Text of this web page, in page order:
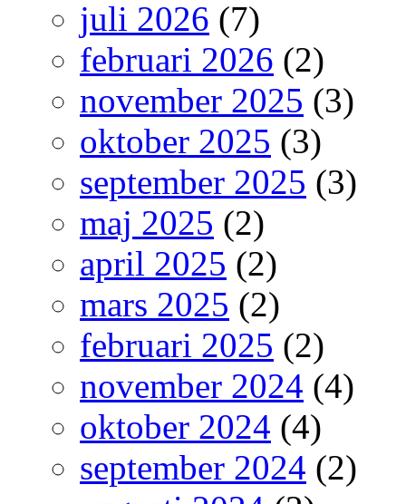
juli 2026 (7)
februari 2026 (2)
november 2025 (3)
oktober 2025 (3)
september 2025 (3)
maj 2025 (2)
april 2025 (2)
mars 2025 (2)
februari 2025 (2)
november 2024 (4)
oktober 2024 (4)
september 2024 (2)